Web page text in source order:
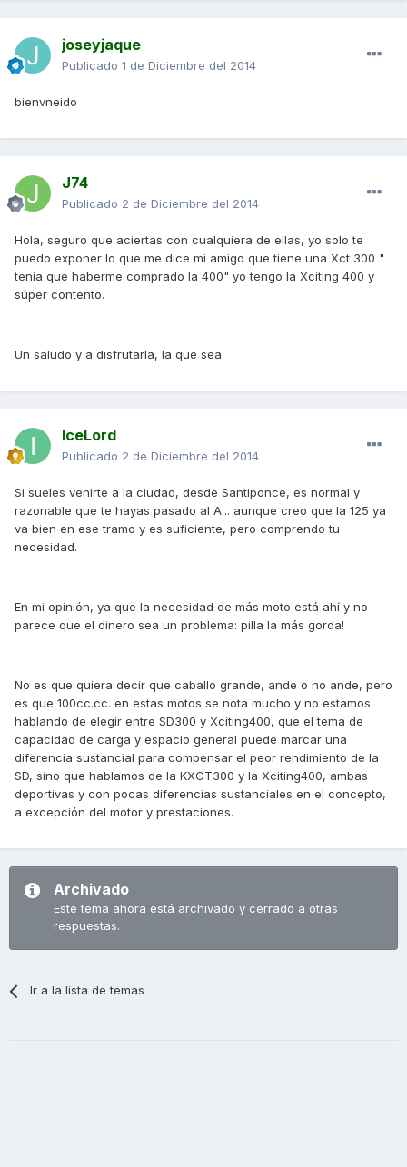
joseyjaque
Publicado 1 de Diciembre del 2014
bienvneido
J74
Publicado 2 de Diciembre del 2014
Hola, seguro que aciertas con cualquiera de ellas, yo solo te
puedo exponer lo que me dice mi amigo que tiene una Xct 300 "
tenia que haberme comprado la 400" yo tengo la Xciting 400 y
súper contento.
Un saludo y a disfrutarla, la que sea.
IceLord
Publicado 2 de Diciembre del 2014
Si sueles venirte a la ciudad, desde Santiponce, es normal y
razonable que te hayas pasado al A... aunque creo que la 125 ya
va bien en ese tramo y es suficiente, pero comprendo tu
necesidad.
En mi opinión, ya que la necesidad de más moto está ahí y no
parece que el dinero sea un problema: pilla la más gorda!
No es que quiera decir que caballo grande, ande o no ande, pero
es que 100cc.cc. en estas motos se nota mucho y no estamos
hablando de elegir entre SD300 y Xciting400, que el tema de
capacidad de carga y espacio general puede marcar una
diferencia sustancial para compensar el peor rendimiento de la
SD, sino que hablamos de la KXCT300 y la Xciting400, ambas
deportivas y con pocas diferencias sustanciales en el concepto,
a excepción del motor y prestaciones.
Archivado
Este tema ahora está archivado y cerrado a otras
respuestas.
Ir a la lista de temas